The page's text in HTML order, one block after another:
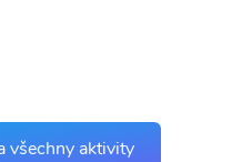
všechny aktivity